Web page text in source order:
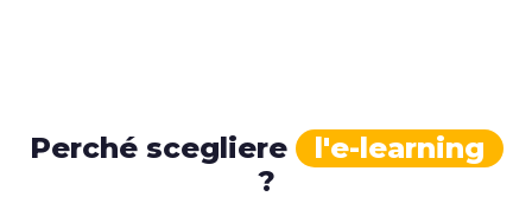
Perché scegliere
l'e-learning
?